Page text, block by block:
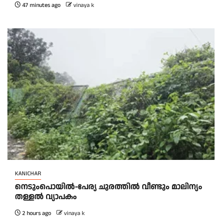
47 minutes ago vinaya k
KANICHAR
നെടുംപൊയിൽ-പേര്യ ചുരത്തിൽ വീണ്ടും മാലിന്യം
തള്ളൽ വ്യാപകം
2 hours ago vinaya k